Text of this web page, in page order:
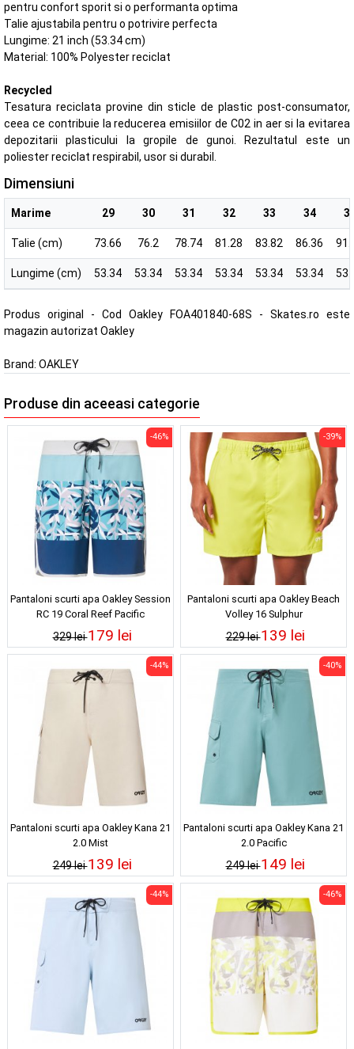
pentru confort sporit si o performanta optima
Talie ajustabila pentru o potrivire perfecta
Lungime: 21 inch (53.34 cm)
Material: 100% Polyester reciclat
Recycled
Tesatura reciclata provine din sticle de plastic post-consumator,
ceea ce contribuie la reducerea emisiilor de C02 in aer si la evitarea
depozitarii plasticului la gropile de gunoi. Rezultatul este un
poliester reciclat respirabil, usor si durabil.
Dimensiuni
Marime 29 30 31 32 33 34
Talie (cm) 73.66 76.2 78.74 81.28 83.82 86.36
Lungime (cm) 53.34 53.34 53.34 53.34 53.34 53.34
Produs original - Cod Oakley FOA401840-68S - Skates.ro este
magazin autorizat Oakley
Brand: OAKLEY
Produse din aceeasi categorie
Pantaloni scurti apa Oakley Session
RC 19 Coral Reef Pacific
329 lei
-46%
179 lei
Pantaloni scurti apa Oakley Beach
Volley 16 Sulphur
229 lei
-39%
139 lei
Pantaloni scurti apa Oakley Kana 21
2.0 Mist
249 lei
-44%
139 lei
Pantaloni scurti apa Oakley Kana 21
2.0 Pacific
249 lei
-40%
149 lei
-44% -46%